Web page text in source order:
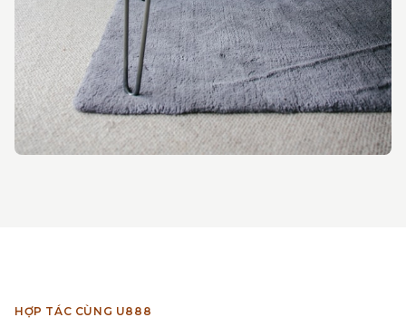
HỢP TÁC CÙNG U888